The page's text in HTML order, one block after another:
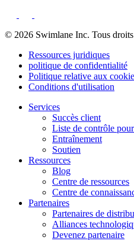
© 2026 Swimlane Inc. Tous droits
Ressources juridiques
politique de confidentialité
Politique relative aux
Conditions d'utilisation
Services
Succès client
Liste de contrôle
Entraînement
Soutien
Ressources
Blog
Centre de ressources
Centre de
Partenaires
Partenaires de
Alliances
Devenez partenaire